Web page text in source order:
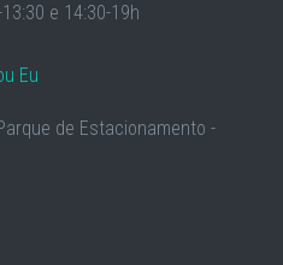
e 14:30-19h
Eu
de Estacionamento -